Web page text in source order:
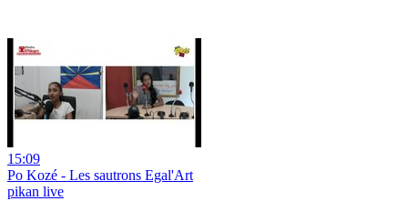
15:09
Po Kozé - Les sautrons Egal'Art
pikan live